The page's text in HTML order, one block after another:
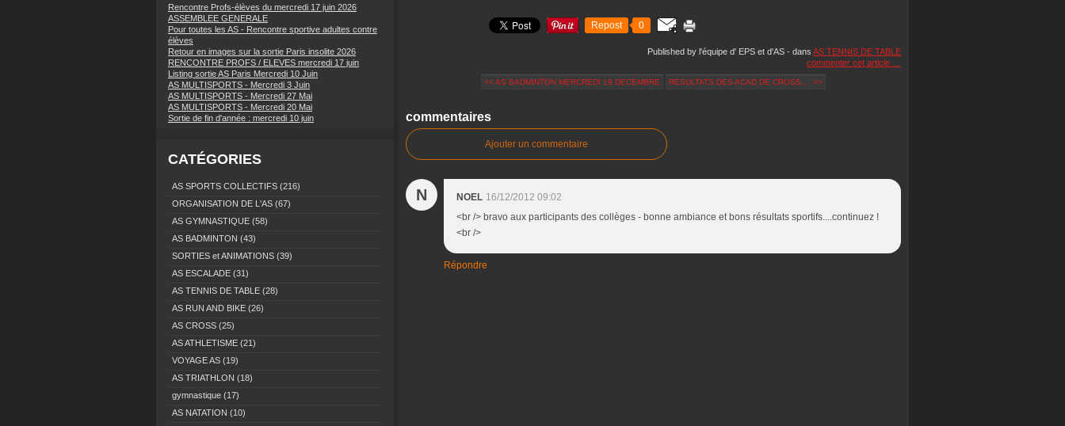
Rencontre Profs-élèves du mercredi 17 juin 2026
ASSEMBLEE GENERALE
Pour toutes les AS - Rencontre sportive adultes contre
élèves
Retour en images sur la sortie Paris insolite 2026
RENCONTRE PROFS / ELEVES mercredi 17 juin
Listing sortie AS Paris Mercredi 10 Juin
AS MULTISPORTS - Mercredi 3 Juin
AS MULTISPORTS - Mercredi 27 Mai
AS MULTISPORTS - Mercredi 20 Mai
Sortie de fin d'année : mercredi 10 juin
CATÉGORIES
AS SPORTS COLLECTIFS (216)
ORGANISATION DE L'AS (67)
AS GYMNASTIQUE (58)
AS BADMINTON (43)
SORTIES et ANIMATIONS (39)
AS ESCALADE (31)
AS TENNIS DE TABLE (28)
AS RUN AND BIKE (26)
AS CROSS (25)
AS ATHLETISME (21)
VOYAGE AS (19)
AS TRIATHLON (18)
gymnastique (17)
AS NATATION (10)
Repost 0
Published by l'équipe d' EPS et d'AS - dans AS TENNIS DE TABLE
commenter cet article
<< AS BADMINTON MERCREDI 19 DECEMBRE RESULTATS DES ACAD DE CROSS.... >>
commentaires
Ajouter un commentaire
N NOEL 16/12/2012 09:02
<br /> bravo aux participants des collèges - bonne ambiance et bons résultats sportifs....continuez !
<br />
Répondre